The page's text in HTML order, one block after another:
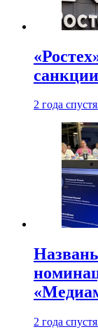
2 года спустя
2 года спустя